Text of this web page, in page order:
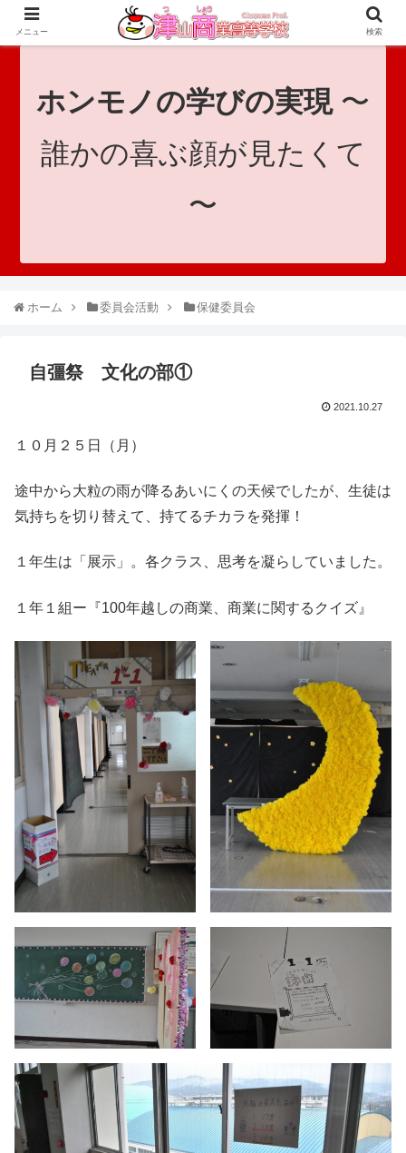
since 1921｜地域と共に未来へつなげ！｜Tsuyama Commercial High School
ホンモノの学びの実現〜
誰かの喜ぶ顔が見たくて
〜
ホーム 委員会活動 保健委員会
自彊祭 文化の部①
2021.10.27
１０月２５日（月）
途中から大粒の雨が降るあいにくの天候でしたが、生徒は
気持ちを切り替えて、持てるチカラを発揮！
１年生は「展示」。各クラス、思考を凝らしていました。
１年１組ー『100年越しの商業、商業に関するクイズ』
メニュー 検索